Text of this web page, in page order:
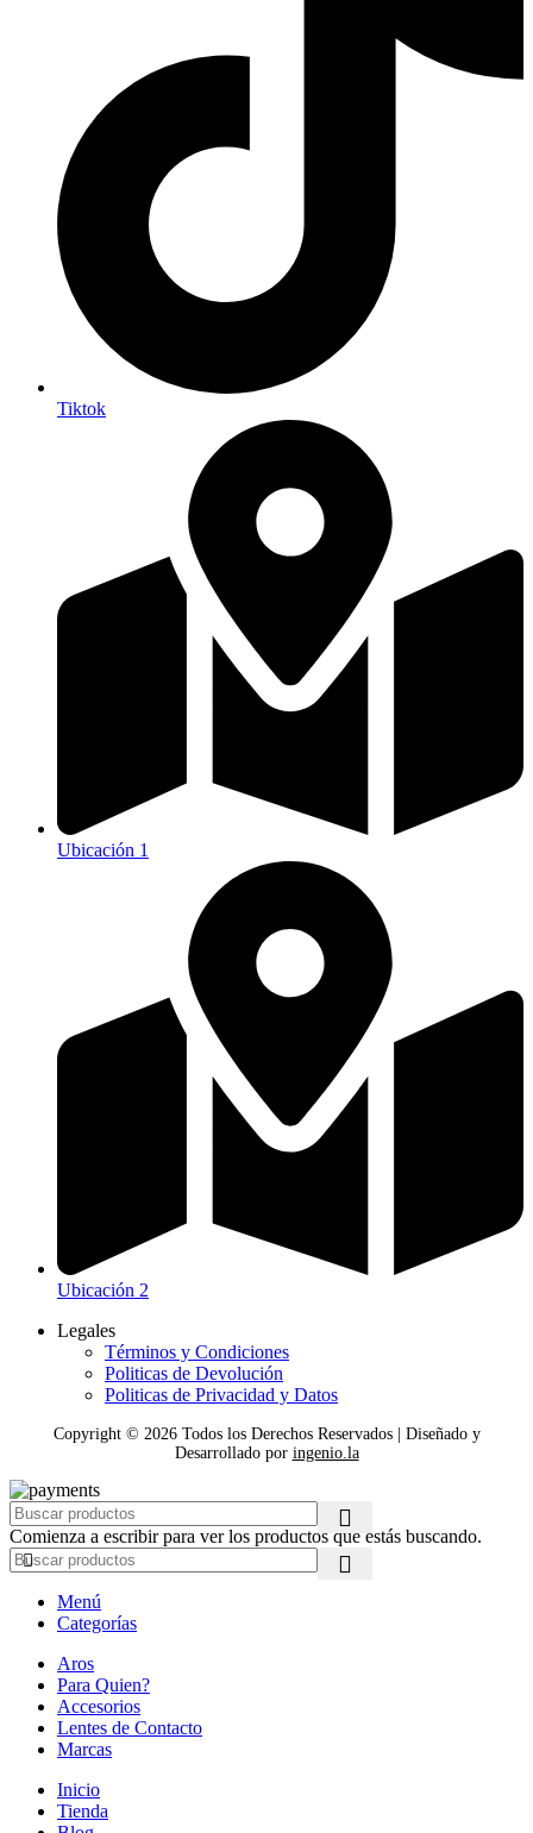
Tiktok
Ubicación 1
Ubicación 2
Legales
Términos y Condiciones
Politicas de Devolución
Politicas de Privacidad y Datos
Copyright © 2026Todos los Derechos Reservados | Diseñado y
Desarrollado por ingenio.la
Comienza a escribir para ver los productos que estás buscando.
Menú
Categorías
Aros
Para Quien?
Accesorios
Lentes de Contacto
Marcas
Inicio
Tienda